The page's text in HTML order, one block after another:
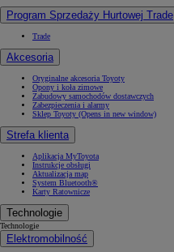
Program Sprzedaży Hurtowej Trade
Trade
Akcesoria
Oryginalne akcesoria Toyoty
Opony i koła zimowe
Zabudowy samochodów dostawczych
Zabezpieczenia i alarmy
Sklep Toyoty (Opens in new window)
Strefa klienta
Aplikacja MyToyota
Instrukcje obsługi
Aktualizacja map
System Bluetooth®
Karty Ratownicze
Technologie
Technologie
Elektromobilność